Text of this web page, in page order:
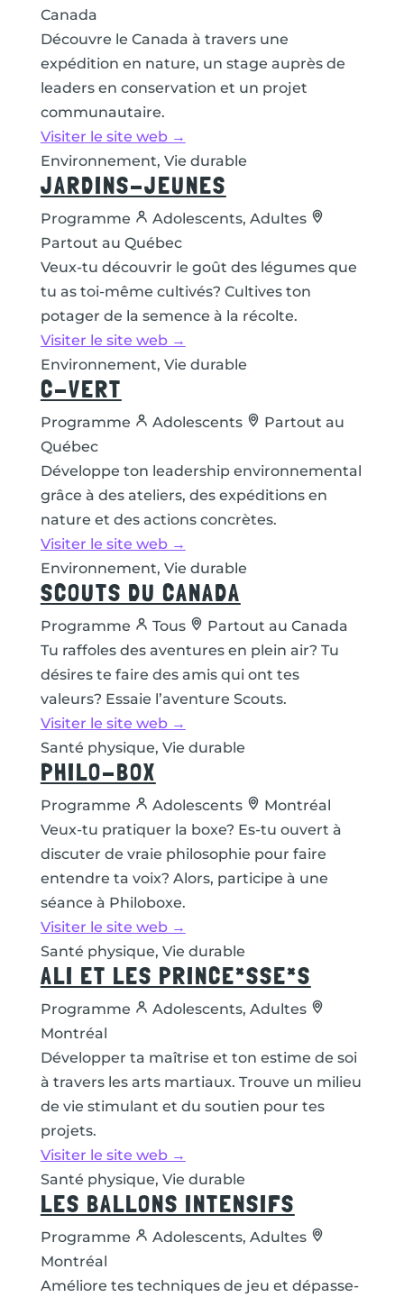
Canada
Découvre le Canada à travers une
expédition en nature, un stage auprès de
leaders en conservation et un projet
communautaire.
Visiter le site web →
Environnement, Vie durable
JARDINS-JEUNES
Programme
Adolescents, Adultes
Partout au Québec
Veux-tu découvrir le goût des légumes que
tu as toi-même cultivés? Cultives ton
potager de la semence à la récolte.
Visiter le site web →
Environnement, Vie durable
C-VERT
Programme Adolescents
Partout au
Québec
Développe ton leadership environnemental
grâce à des ateliers, des expéditions en
nature et des actions concrètes.
Visiter le site web →
Environnement, Vie durable
SCOUTS DU CANADA
Programme Tous
Partout au Canada
Tu raffoles des aventures en plein air? Tu
désires te faire des amis qui ont tes
valeurs? Essaie l’aventure Scouts.
Visiter le site web →
Santé physique, Vie durable
PHILO-BOX
Programme Adolescents
Montréal
Veux-tu pratiquer la boxe? Es-tu ouvert à
discuter de vraie philosophie pour faire
entendre ta voix? Alors, participe à une
séance à Philoboxe.
Visiter le site web →
Santé physique, Vie durable
ALI ET LES PRINCE*SSE*S
Programme
Adolescents, Adultes
Montréal
Développer ta maîtrise et ton estime de soi
à travers les arts martiaux. Trouve un milieu
de vie stimulant et du soutien pour tes
projets.
Visiter le site web →
Santé physique, Vie durable
LES BALLONS INTENSIFS
Programme
Adolescents, Adultes
Montréal
Améliore tes techniques de jeu et dépasse-